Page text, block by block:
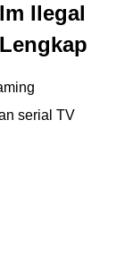
Ilegal
serial TV